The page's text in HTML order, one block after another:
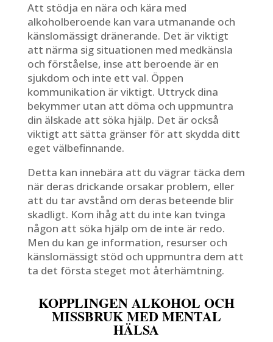
Att stödja en nära och kära med
alkoholberoende kan vara utmanande och
känslomässigt dränerande. Det är viktigt
att närma sig situationen med medkänsla
och förståelse, inse att beroende är en
sjukdom och inte ett val. Öppen
kommunikation är viktigt. Uttryck dina
bekymmer utan att döma och uppmuntra
din älskade att söka hjälp. Det är också
viktigt att sätta gränser för att skydda ditt
eget välbefinnande.
Detta kan innebära att du vägrar täcka dem
när deras drickande orsakar problem, eller
att du tar avstånd om deras beteende blir
skadligt. Kom ihåg att du inte kan tvinga
någon att söka hjälp om de inte är redo.
Men du kan ge information, resurser och
känslomässigt stöd och uppmuntra dem att
ta det första steget mot återhämtning.
KOPPLINGEN ALKOHOL OCH
MISSBRUK MED MENTAL
HÄLSA